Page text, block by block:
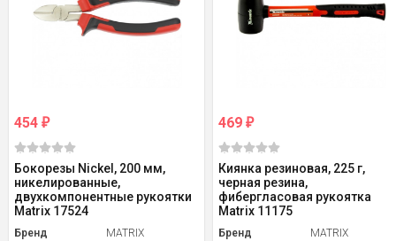
454 ₽
Бокорезы Nickel, 200 мм,
никелированные,
двухкомпонентные рукоятки
Matrix 17524
Бренд
MATRIX
469 ₽
Киянка резиновая, 225 г,
черная резина,
фибергласовая рукоятка
Matrix 11175
Бренд
MATRIX